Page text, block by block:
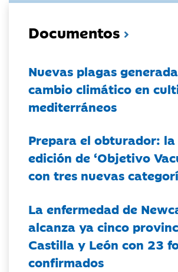
Documentos
Nuevas plagas
cambio climático en
mediterráneos
Prepara el obturador:
edición de ‘Objetivo
con tres nuevas
La enfermedad de
alcanza ya cinco
Castilla y León con 23
confirmados